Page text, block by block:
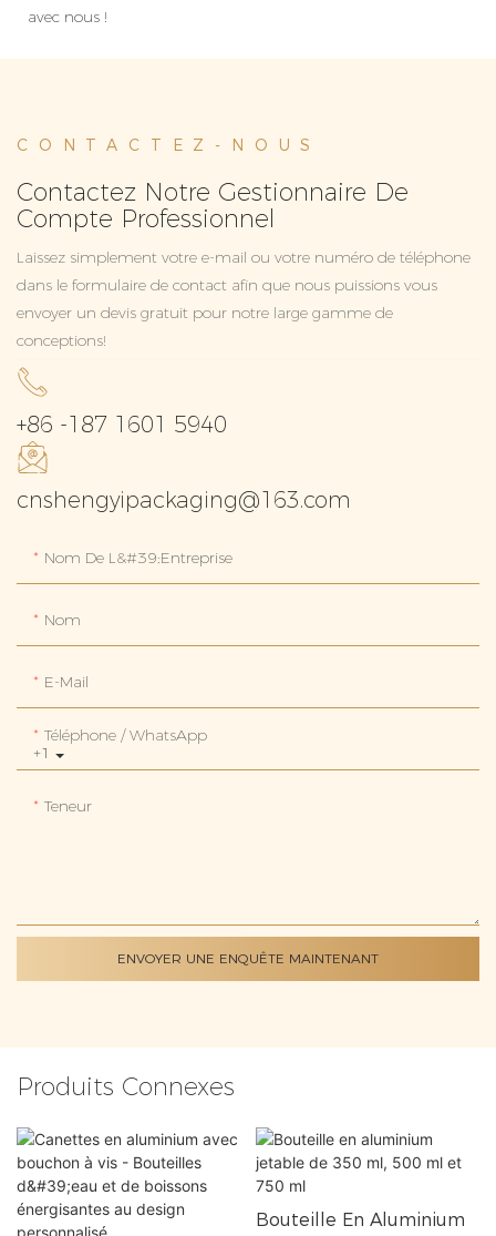
avec nous !
CONTACTEZ-NOUS
Contactez Notre Gestionnaire De
Compte Professionnel
Laissez simplement votre e-mail ou votre numéro de téléphone
dans le formulaire de contact afin que nous puissions vous
envoyer un devis gratuit pour notre large gamme de
conceptions!
+86 -187 1601 5940
cnshengyipackaging@163.com
Nom De L&#39;entreprise
Nom
E-Mail
+1
Téléphone / WhatsApp
Teneur
ENVOYER UNE ENQUÊTE MAINTENANT
Produits Connexes
Bouteille En Aluminium